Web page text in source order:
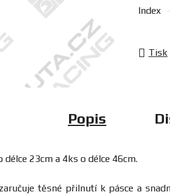
Index
Tisk
Popis
23cm a 4ks o délce 46cm.
těsné přilnutí k pásce a